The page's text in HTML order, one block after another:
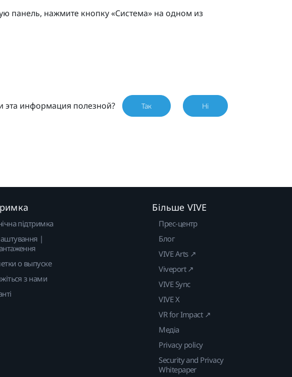
панель, нажмите кнопку «Система» на одном из
эта информация полезной? Так Ні
підтримка
|
о выпуске
з нами
Більше VIVE
Прес-центр
Блог
VIVE Arts ↗
Viveport ↗
VIVE Sync
VIVE X
VR for Impact ↗
Медіа
Privacy policy
Security and Privacy
Whitepaper